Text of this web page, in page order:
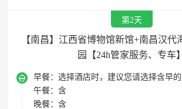
第2天
【南昌】江西省博物馆新馆+南昌汉代
园【24h管家服务、专车】
 早餐： 选择酒店时，建议您请选择含早的
午餐： 含
晚餐： 含